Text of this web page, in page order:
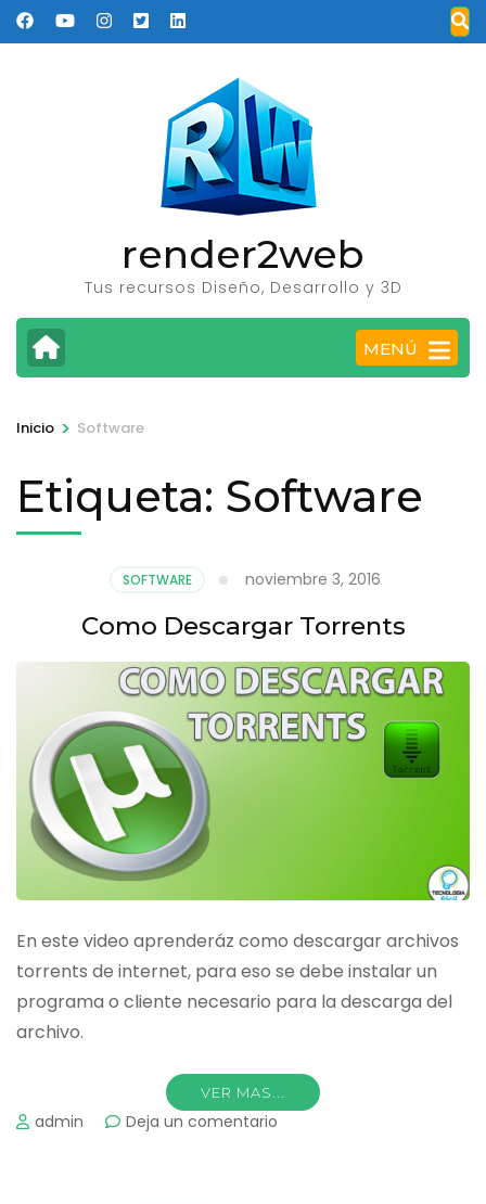
Saltar
al
render2web
Tus recursos Diseño, Desarrollo y 3D
MENÚ
Inicio > Software
Etiqueta: Software
SOFTWARE noviembre 3, 2016
Como Descargar Torrents
En este video aprenderáz como descargar archivos
torrents de internet, para eso se debe instalar un
programa o cliente necesario para la descarga del
archivo.
VER MAS...
admin Deja un comentario